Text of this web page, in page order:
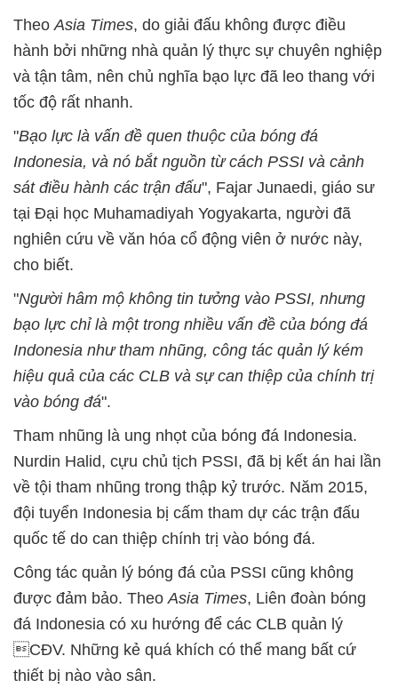
Theo Asia Times, do giải đấu không được điều
hành bởi những nhà quản lý thực sự chuyên nghiệp
và tận tâm, nên chủ nghĩa bạo lực đã leo thang với
tốc độ rất nhanh.
"Bạo lực là vấn đề quen thuộc của bóng đá
Indonesia, và nó bắt nguồn từ cách PSSI và cảnh
sát điều hành các trận đấu", Fajar Junaedi, giáo sư
tại Đại học Muhamadiyah Yogyakarta, người đã
nghiên cứu về văn hóa cổ động viên ở nước này,
cho biết.
"Người hâm mộ không tin tưởng vào PSSI, nhưng
bạo lực chỉ là một trong nhiều vấn đề của bóng đá
Indonesia như tham nhũng, công tác quản lý kém
hiệu quả của các CLB và sự can thiệp của chính trị
vào bóng đá".
Tham nhũng là ung nhọt của bóng đá Indonesia.
Nurdin Halid, cựu chủ tịch PSSI, đã bị kết án hai lần
về tội tham nhũng trong thập kỷ trước. Năm 2015,
đội tuyển Indonesia bị cấm tham dự các trận đấu
quốc tế do can thiệp chính trị vào bóng đá.
Công tác quản lý bóng đá của PSSI cũng không
được đảm bảo. Theo Asia Times, Liên đoàn bóng
đá Indonesia có xu hướng để các CLB quản lý
CĐV. Những kẻ quá khích có thể mang bất cứ
thiết bị nào vào sân.